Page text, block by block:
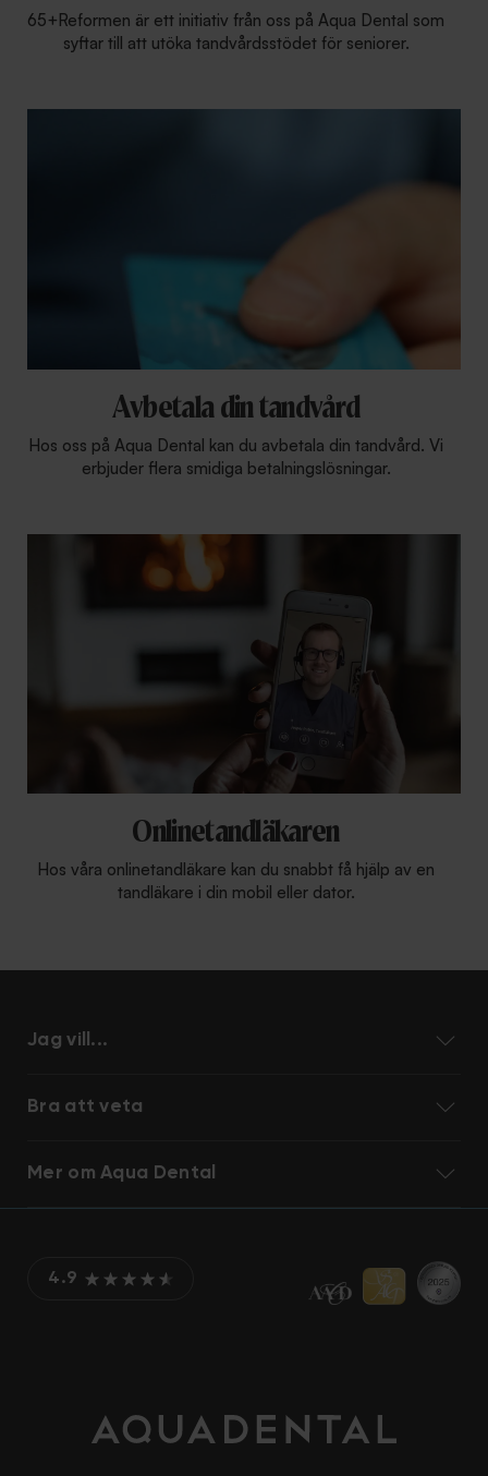
65+Reformen är ett initiativ från oss på Aqua Dental som
syftar till att utöka tandvårdsstödet för seniorer.
Avbetala din tandvård
Hos oss på Aqua Dental kan du avbetala din tandvård. Vi
erbjuder flera smidiga betalningslösningar.
Onlinetandläkaren
Hos våra onlinetandläkare kan du snabbt få hjälp av en
tandläkare i din mobil eller dator.
Jag vill...
Bra att veta
Mer om Aqua Dental
4.9